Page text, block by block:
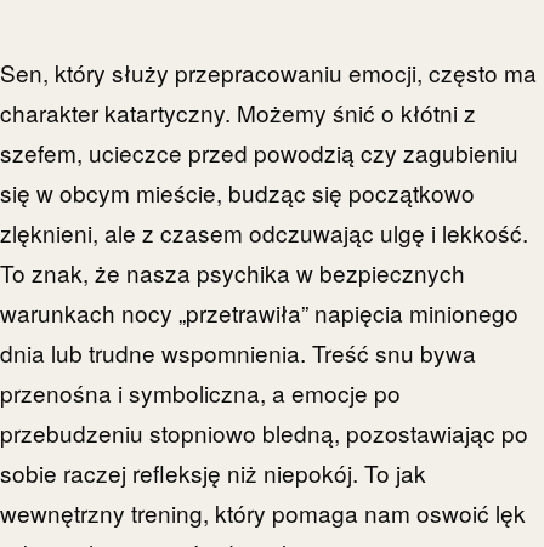
Sen, który służy przepracowaniu emocji, często ma
charakter katartyczny. Możemy śnić o kłótni z
szefem, ucieczce przed powodzią czy zagubieniu
się w obcym mieście, budząc się początkowo
zlęknieni, ale z czasem odczuwając ulgę i lekkość.
To znak, że nasza psychika w bezpiecznych
warunkach nocy „przetrawiła” napięcia minionego
dnia lub trudne wspomnienia. Treść snu bywa
przenośna i symboliczna, a emocje po
przebudzeniu stopniowo bledną, pozostawiając po
sobie raczej refleksję niż niepokój. To jak
wewnętrzny trening, który pomaga nam oswoić lęk